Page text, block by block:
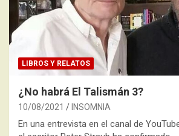
LIBROS Y RELATOS
¿No habrá El Talismán 3?
10/08/2021 INSOMNIA
En una entrevista en el canal de